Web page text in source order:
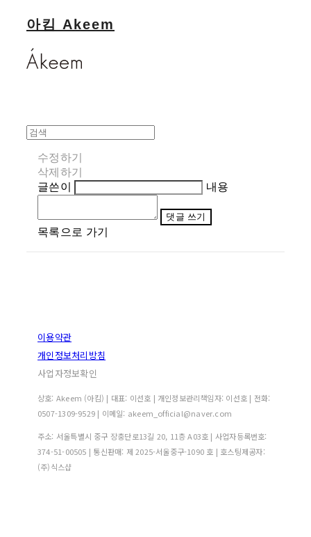
아킴 Akeem
수정하기
삭제하기
글쓴이
내용
댓글 쓰기
목록으로 가기
이용약관
개인정보처리방침
사업자정보확인
상호: Akeem (아킴) | 대표: 이선호 | 개인정보관리책임자: 이선호 | 전화:
0507-1309-9529 | 이메일: akeem_official@naver.com
주소: 서울특별시 중구 장충단로13길 20, 11층 A03호 | 사업자등록번호:
374-51-00505 | 통신판매: 제 2025-서울중구-1090 호 | 호스팅제공자:
(주)식스샵